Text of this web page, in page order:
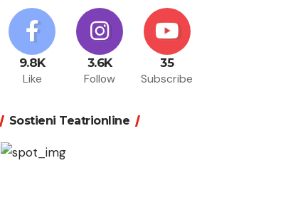
9.8K
Like
3.6K
Follow
35
Subscribe
Sostieni Teatrionline